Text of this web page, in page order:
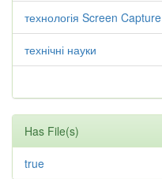
технологія Screen Capture
технічні науки
Has File(s)
true